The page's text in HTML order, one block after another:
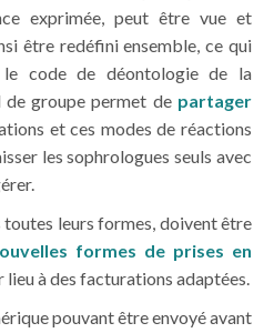
exprimée, peut être vue et
être redéfini ensemble, ce qui
code de déontologie de la
groupe permet de partager
et ces modes de réactions
les sophrologues seuls avec
toutes leurs formes, doivent être
formes de prises en
lieu à des facturations adaptées.
pouvant être envoyé avant